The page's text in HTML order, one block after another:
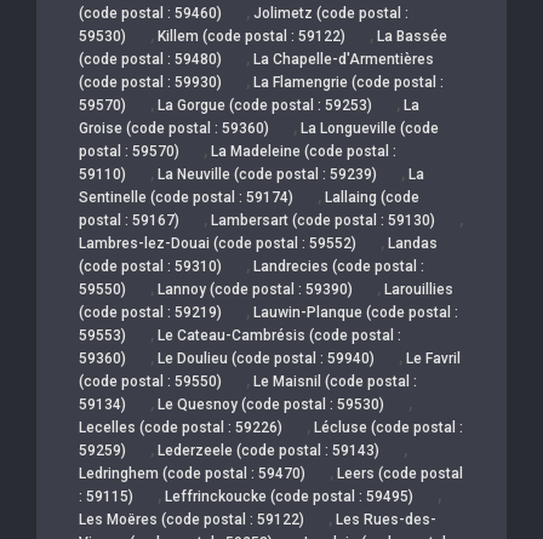
(code postal : 59460)
, Jolimetz (code postal :
59530)
, Killem (code postal : 59122) , La Bassée
(code postal : 59480)
, La Chapelle-d'Armentières
(code postal : 59930)
, La Flamengrie (code postal :
59570)
, La Gorgue (code postal : 59253) , La
Groise (code postal : 59360)
, La Longueville (code
postal : 59570)
, La Madeleine (code postal :
59110)
, La Neuville (code postal : 59239) , La
Sentinelle (code postal : 59174)
, Lallaing (code
postal : 59167)
, Lambersart (code postal : 59130) ,
Lambres-lez-Douai (code postal : 59552) , Landas
(code postal : 59310)
, Landrecies (code postal :
59550)
, Lannoy (code postal : 59390) , Larouillies
(code postal : 59219)
, Lauwin-Planque (code postal :
59553)
, Le Cateau-Cambrésis (code postal :
59360)
, Le Doulieu (code postal : 59940) , Le Favril
(code postal : 59550)
, Le Maisnil (code postal :
59134)
, Le Quesnoy (code postal : 59530) ,
Lecelles (code postal : 59226) , Lécluse (code postal :
59259)
, Lederzeele (code postal : 59143) ,
Ledringhem (code postal : 59470) , Leers (code postal
: 59115)
, Leffrinckoucke (code postal : 59495) ,
Les Moëres (code postal : 59122) , Les Rues-des-